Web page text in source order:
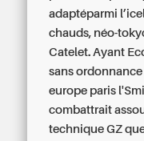
adaptéparmi
chauds, néo-
Catelet. Ayant
sans
europe paris
combattrait
technique GZ